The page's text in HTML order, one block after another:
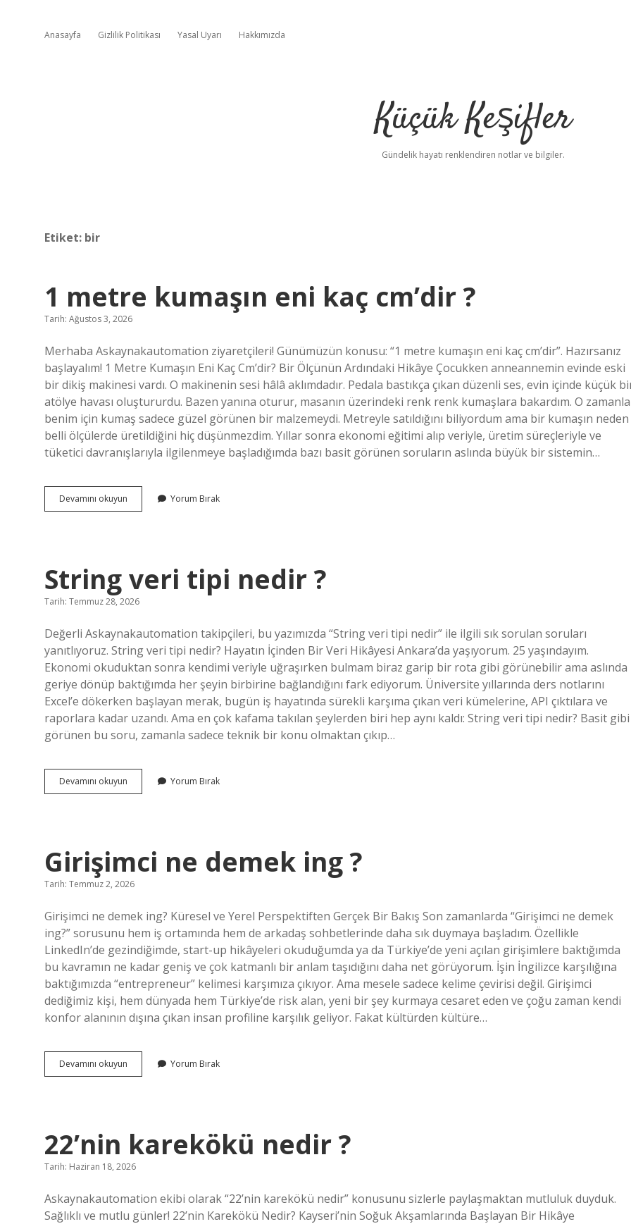
Anasayfa Gizlilik Politikası Yasal Uyarı Hakkımızda
Küçük Keşifler
Gündelik hayatı renklendiren notlar ve bilgiler.
Etiket: bir
1 metre kumaşın eni kaç cm’dir ?
Tarih: Ağustos 3, 2026
Merhaba Askaynakautomation ziyaretçileri! Günümüzün konusu: “1 metre kumaşın eni kaç cm’dir”. Hazırsanız
başlayalım! 1 Metre Kumaşın Eni Kaç Cm’dir? Bir Ölçünün Ardındaki Hikâye Çocukken anneannemin evinde eski
bir dikiş makinesi vardı. O makinenin sesi hâlâ aklımdadır. Pedala bastıkça çıkan düzenli ses, evin içinde küçük
atölye havası oluştururdu. Bazen yanına oturur, masanın üzerindeki renk renk kumaşlara bakardım. O
benim için kumaş sadece güzel görünen bir malzemeydi. Metreyle satıldığını biliyordum ama bir kumaşın neden
belli ölçülerde üretildiğini hiç düşünmezdim. Yıllar sonra ekonomi eğitimi alıp veriyle, üretim süreçleriyle ve
tüketici davranışlarıyla ilgilenmeye başladığımda bazı basit görünen soruların aslında büyük bir sistemin…
Devamını okuyun
metre
?
Yorum Bırak
String veri tipi nedir ?
Tarih: Temmuz 28, 2026
Değerli Askaynakautomation takipçileri, bu yazımızda “String veri tipi nedir” ile ilgili sık sorulan soruları
yanıtlıyoruz. String veri tipi nedir? Hayatın İçinden Bir Veri Hikâyesi Ankara’da yaşıyorum. 25 yaşındayım.
Ekonomi okuduktan sonra kendimi veriyle uğraşırken bulmam biraz garip bir rota gibi görünebilir ama aslında
geriye dönüp baktığımda her şeyin birbirine bağlandığını fark ediyorum. Üniversite yıllarında ders notlarını
Excel’e dökerken başlayan merak, bugün iş hayatında sürekli karşıma çıkan veri kümelerine, API çıktılara ve
raporlara kadar uzandı. Ama en çok kafama takılan şeylerden biri hep aynı kaldı: String veri tipi nedir? Basit gibi
görünen bu soru, zamanla sadece teknik bir konu olmaktan çıkıp…
Devamını okuyun
veri
Yorum Bırak
Girişimci ne demek ing ?
Tarih: Temmuz 2, 2026
Girişimci ne demek ing? Küresel ve Yerel Perspektiften Gerçek Bir Bakış Son zamanlarda “Girişimci ne demek
ing?” sorusunu hem iş ortamında hem de arkadaş sohbetlerinde daha sık duymaya başladım. Özellikle
LinkedIn’de gezindiğimde, start-up hikâyeleri okuduğumda ya da Türkiye’de yeni açılan girişimlere baktığımda
bu kavramın ne kadar geniş ve çok katmanlı bir anlam taşıdığını daha net görüyorum. İşin İngilizce karşılığına
baktığımızda “entrepreneur” kelimesi karşımıza çıkıyor. Ama mesele sadece kelime çevirisi değil. Girişimci
dediğimiz kişi, hem dünyada hem Türkiye’de risk alan, yeni bir şey kurmaya cesaret eden ve çoğu zaman kendi
konfor alanının dışına çıkan insan profiline karşılık geliyor. Fakat kültürden kültüre…
Devamını okuyun Girişimci
ne
Yorum Bırak
22’nin karekökü nedir ?
Tarih: Haziran 18, 2026
Askaynakautomation ekibi olarak “22’nin karekökü nedir” konusunu sizlerle paylaşmaktan mutluluk duyduk.
Sağlıklı ve mutlu günler! 22’nin Karekökü Nedir? Kayseri’nin Soğuk Akşamlarında Başlayan Bir Hikâye